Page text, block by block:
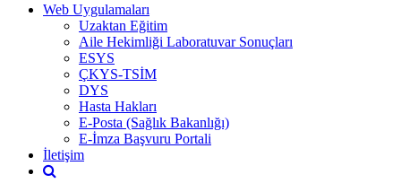
Web Uygulamaları
Uzaktan Eğitim
Aile Hekimliği Laboratuvar Sonuçları
ESYS
ÇKYS-TSİM
DYS
Hasta Hakları
E-Posta (Sağlık Bakanlığı)
E-İmza Başvuru Portali
İletişim